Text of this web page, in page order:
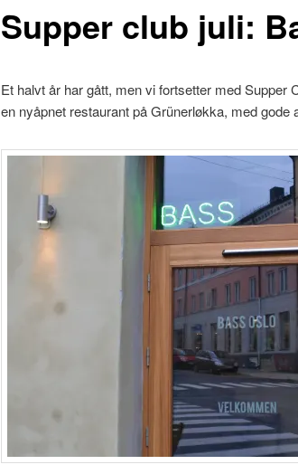
Supper club juli:
Et halvt år har gått, men vi fortsetter med Supper
en nyåpnet restaurant på Grünerløkka, med gode